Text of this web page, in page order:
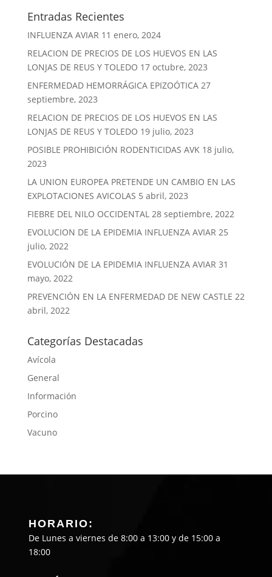
Entradas Recientes
INFLUENZA AVIAR 11 enero, 2024
RELACION DE PRECIOS DE LOS HUEVOS EN LAS
LONJAS DE REUS Y TOLEDO 17 octubre, 2023
ENFERMEDAD HEMORRÁGICA EPIZOÓTICA 27
septiembre, 2023
RELACION DE PRECIOS DE LOS HUEVOS EN LAS
LONJAS DE REUS Y TOLEDO 19 julio, 2023
POSIBLE PROHIBICIÓN RODENTICIDAS AVK 18 julio,
2023
LA UNION EUROPEA PRETENDE UN CAMBIO EN LAS
EXPLOTACIONES AVICOLAS 5 abril, 2023
FIEBRE DEL NILO OCCIDENTAL 28 septiembre, 2022
EVOLUCION DE LA EPIDEMIA INFLUENZA AVIAR 25
julio, 2022
EVOLUCIÓN DE LA EPIDEMIA INFLUENZA AVIAR 31
mayo, 2022
PREVENCIÓN EN LA ENFERMEDAD DE NEW CASTLE 22
abril, 2022
Categorías Destacadas
Avícola
General
Información
Porcino
Vacuno
HORARIO:
De Lunes a viernes de 8:00 a 13:00 y de 15:00 a
18:00